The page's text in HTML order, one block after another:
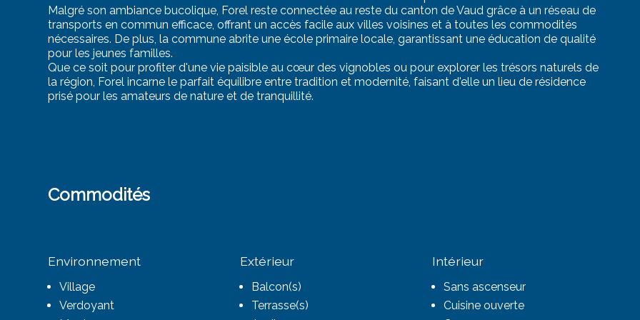
Malgré son ambiance bucolique, Forel reste connectée au reste du canton de Vaud grâce à un réseau de
transports en commun efficace, offrant un accès facile aux villes voisines et à toutes les commodités
nécessaires. De plus, la commune abrite une école primaire locale, garantissant une éducation de qualité
pour les jeunes familles.
Que ce soit pour profiter d'une vie paisible au cœur des vignobles ou pour explorer les trésors naturels de
la région, Forel incarne le parfait équilibre entre tradition et modernité, faisant d'elle un lieu de résidence
prisé pour les amateurs de nature et de tranquillité.
Commodités
Environnement
Village
Verdoyant
Extérieur
Balcon(s)
Terrasse(s)
Intérieur
Sans ascenseur
Cuisine ouverte